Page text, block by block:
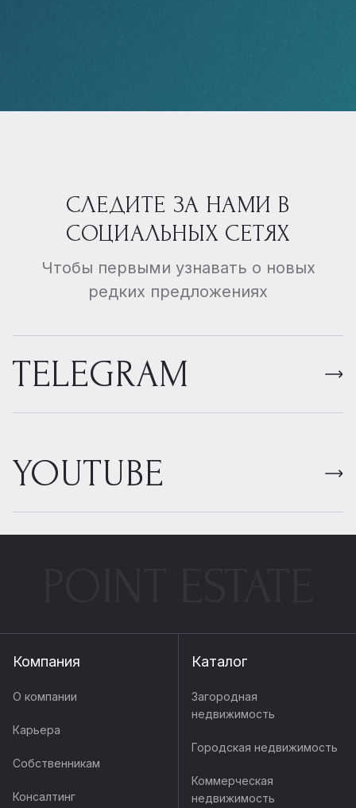
СЛЕДИТЕ ЗА НАМИ В
СОЦИАЛЬНЫХ СЕТЯХ
Чтобы первыми узнавать о новых
редких предложениях
TELEGRAM
YOUTUBE
Компания
О компании
Карьера
Собственникам
Консалтинг
Каталог
Загородная
недвижимость
Городская недвижимость
Коммерческая
недвижимость